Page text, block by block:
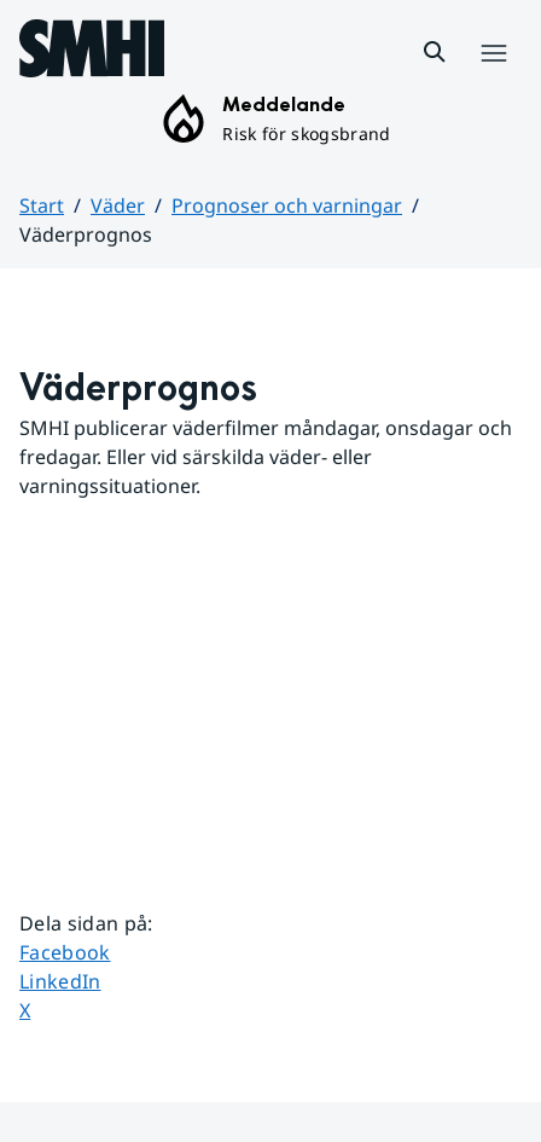
Hoppa till sidans innehåll
Meddelande
Risk för skogsbrand
Start Väder
Prognoser och varningar
Väderprognos
Väderprognos
SMHI publicerar väderfilmer måndagar, onsdagar och
fredagar. Eller vid särskilda väder- eller
varningssituationer.
Dela sidan på:
Dela sidan på
Facebook
Dela sidan på
LinkedIn
Dela sidan på
X